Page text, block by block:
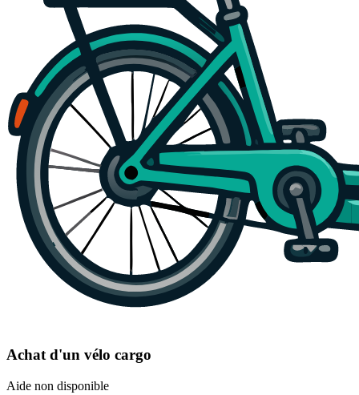
Achat d'un vélo cargo
Aide non disponible